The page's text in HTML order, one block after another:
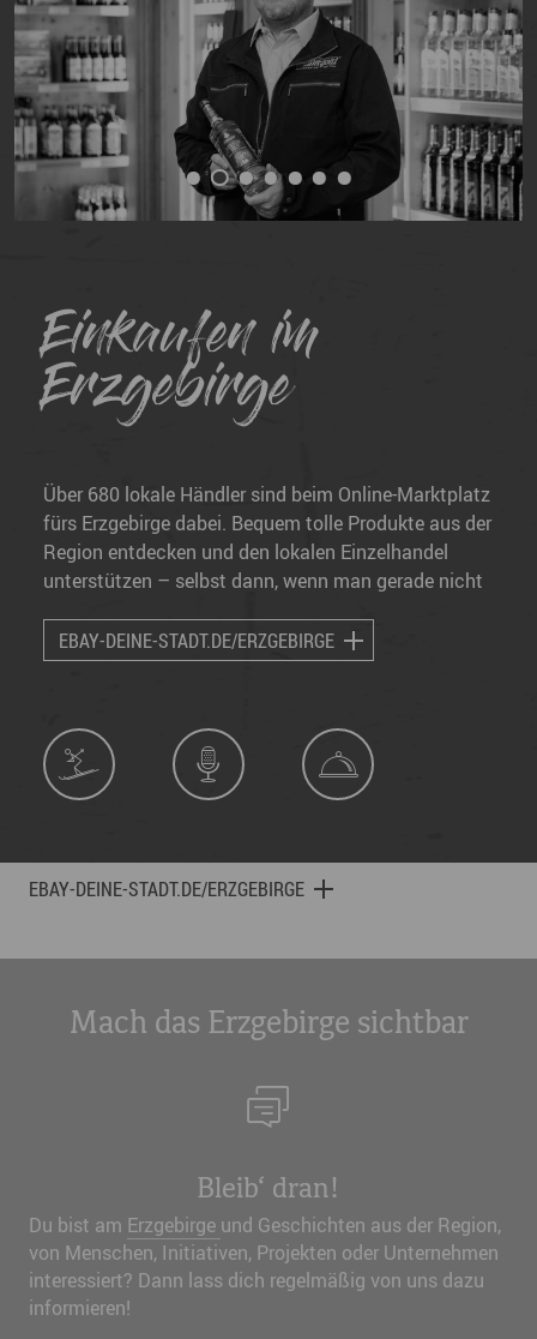
Einkaufen im
Erzgebirge
Über 680 lokale Händler sind beim Online-Marktplatz
fürs Erzgebirge dabei. Bequem tolle Produkte aus der
Region entdecken und den lokalen Einzelhandel
unterstützen – selbst dann, wenn man gerade nicht
EBAY-DEINE-STADT.DE/ERZGEBIRGE
EBAY-DEINE-STADT.DE/ERZGEBIRGE
Mach das Erzgebirge sichtbar
Bleib‘ dran!
Du bist am Erzgebirge und Geschichten aus der Region,
von Menschen, Initiativen, Projekten oder Unternehmen
interessiert? Dann lass dich regelmäßig von uns dazu
informieren!